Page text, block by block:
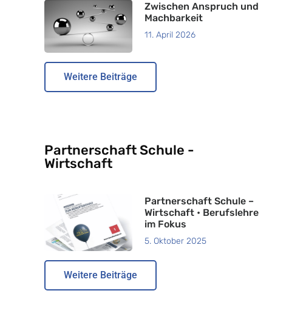
Zwischen Anspruch und
Machbarkeit
11. April 2026
Weitere Beiträge
Partnerschaft Schule -
Wirtschaft
Partnerschaft Schule –
Wirtschaft • Berufslehre
im Fokus
5. Oktober 2025
Weitere Beiträge